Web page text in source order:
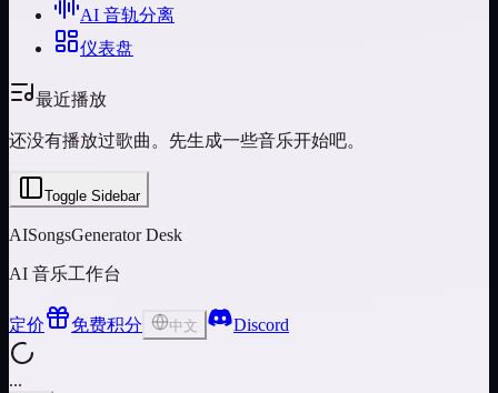
AI 音轨分离
仪表盘
最近播放
还没有播放过歌曲。先生成一些音乐开始吧。
Toggle Sidebar
AISongsGenerator Desk
AI 音乐工作台
定价 免费积分 中文 Discord
...